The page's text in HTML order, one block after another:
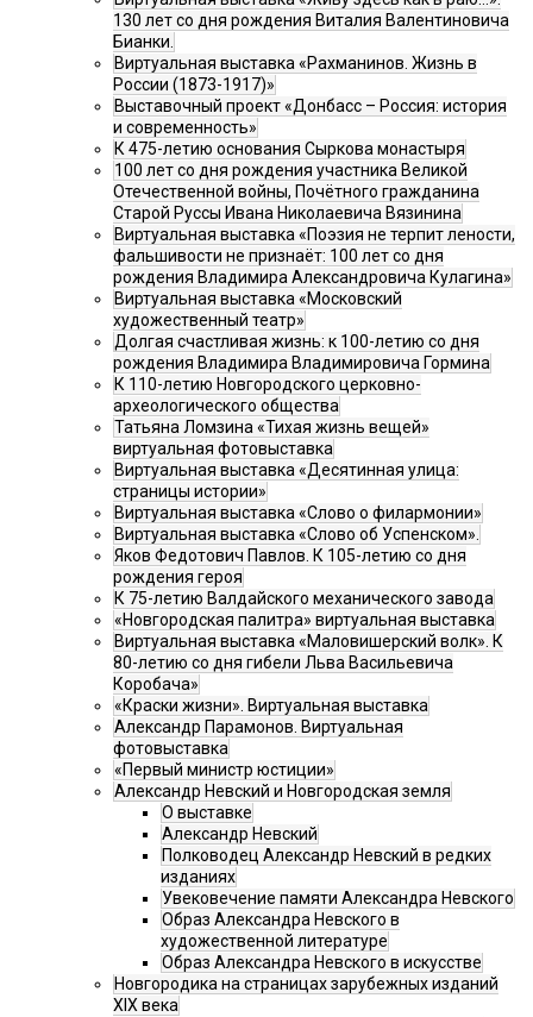
130 лет со дня рождения Виталия Валентиновича
Бианки.
Виртуальная выставка «Рахманинов. Жизнь в
России (1873-1917)»
Выставочный проект «Донбасс – Россия: история
и современность»
К 475-летию основания Сыркова монастыря
100 лет со дня рождения участника Великой
Отечественной войны, Почётного гражданина
Старой Руссы Ивана Николаевича Вязинина
Виртуальная выставка «Поэзия не терпит лености,
фальшивости не признаёт: 100 лет со дня
рождения Владимира Александровича Кулагина»
Виртуальная выставка «Московский
художественный театр»
Долгая счастливая жизнь: к 100-летию со дня
рождения Владимира Владимировича Гормина
К 110-летию Новгородского церковно-
археологического общества
Татьяна Ломзина «Тихая жизнь вещей»
виртуальная фотовыставка
Виртуальная выставка «Десятинная улица:
страницы истории»
Виртуальная выставка «Слово о филармонии»
Виртуальная выставка «Слово об Успенском».
Яков Федотович Павлов. К 105-летию со дня
рождения героя
К 75-летию Валдайского механического завода
«Новгородская палитра» виртуальная выставка
Виртуальная выставка «Маловишерский волк». К
80-летию со дня гибели Льва Васильевича
Коробача»
«Краски жизни». Виртуальная выставка
Александр Парамонов. Виртуальная
фотовыставка
«Первый министр юстиции»
Александр Невский и Новгородская земля
О выставке
Александр Невский
Полководец Александр Невский в редких
изданиях
Увековечение памяти Александра Невского
Образ Александра Невского в
художественной литературе
Образ Александра Невского в искусстве
Новгородика на страницах зарубежных изданий
XIX века